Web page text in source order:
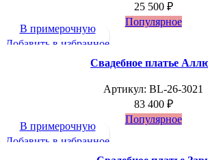
25 500 ₽
Популярное
В примерочную
Добавить в избранное
Свадебное платье
Артикул: BL-26-3021
83 400 ₽
Популярное
В примерочную
Добавить в избранное